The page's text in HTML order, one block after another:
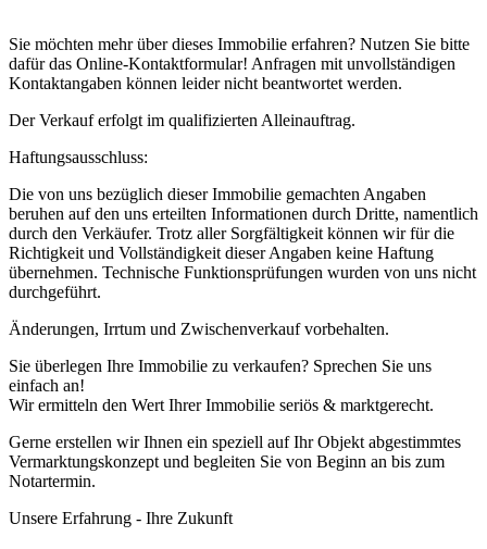
Sie möchten mehr über dieses Immobilie erfahren? Nutzen Sie bitte
dafür das Online-Kontaktformular! Anfragen mit unvollständigen
Kontaktangaben können leider nicht beantwortet werden.
Der Verkauf erfolgt im qualifizierten Alleinauftrag.
Haftungsausschluss:
Die von uns bezüglich dieser Immobilie gemachten Angaben
beruhen auf den uns erteilten Informationen durch Dritte, namentlich
durch den Verkäufer. Trotz aller Sorgfältigkeit können wir für die
Richtigkeit und Vollständigkeit dieser Angaben keine Haftung
übernehmen. Technische Funktionsprüfungen wurden von uns nicht
durchgeführt.
Änderungen, Irrtum und Zwischenverkauf vorbehalten.
Sie überlegen Ihre Immobilie zu verkaufen? Sprechen Sie uns
einfach an!
Wir ermitteln den Wert Ihrer Immobilie seriös & marktgerecht.
Gerne erstellen wir Ihnen ein speziell auf Ihr Objekt abgestimmtes
Vermarktungskonzept und begleiten Sie von Beginn an bis zum
Notartermin.
Unsere Erfahrung - Ihre Zukunft